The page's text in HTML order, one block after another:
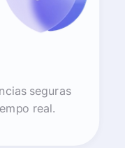
seguras
real.